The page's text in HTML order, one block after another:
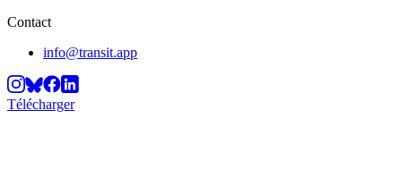
Contact
info@transit.app
Télécharger